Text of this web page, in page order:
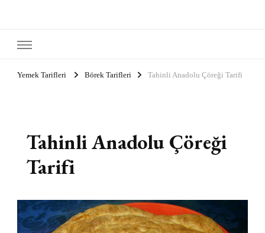
Yemek Tarifleri Börek Tarifleri Tahinli Anadolu Çöreği Tarifi
Tahinli Anadolu Çöreği
Tarifi